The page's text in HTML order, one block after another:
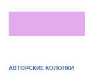
АВТОРСКИЕ КОЛОНКИ